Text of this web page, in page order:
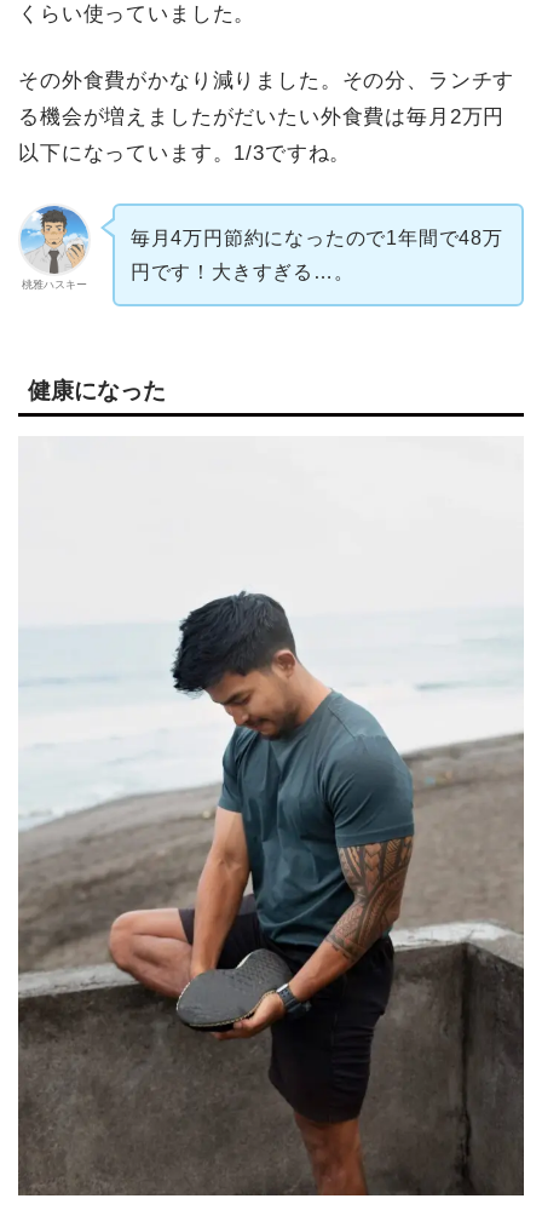
くらい使っていました。
その外食費がかなり減りました。その分、ランチす
る機会が増えましたがだいたい外食費は毎月2万円
以下になっています。1/3ですね。
桃雅ハスキー
毎月4万円節約になったので1年間で48万
円です！大きすぎる…。
健康になった